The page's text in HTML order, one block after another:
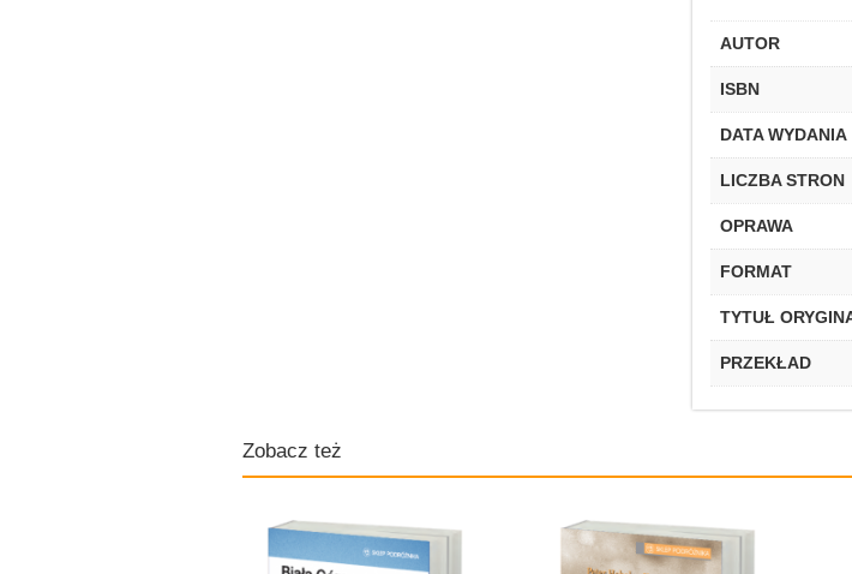
AUTOR
ISBN
DATA WYDANIA
LICZBA STRON
OPRAWA
FORMAT
TYTUŁ
PRZEKŁAD
Zobacz też